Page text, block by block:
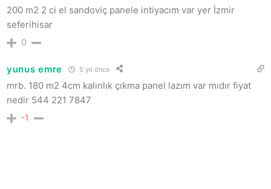
200 m2 2 ci el sandoviç panele intiyacım var yer İzmir
seferihisar
0
yunus emre 5 yıl önce
mrb. 180 m2 4cm kalınlık çıkma panel lazım var mıdır fiyat
nedir 544 221 7847
-1